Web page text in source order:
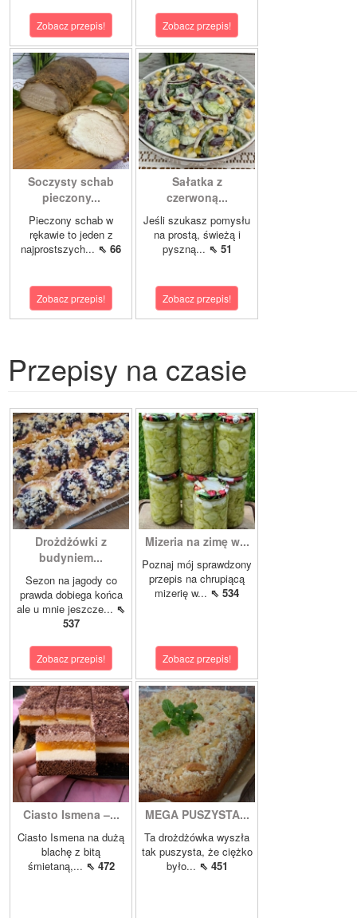
Zobacz przepis! Zobacz przepis!
Soczysty schab
pieczony...
Pieczony schab w
rękawie to jeden z
najprostszych... ⇖ 66
Zobacz przepis!
Sałatka z
czerwoną...
Jeśli szukasz pomysłu
na prostą, świeżą i
pyszną... ⇖ 51
Zobacz przepis!
Przepisy na czasie
Drożdżówki z
budyniem...
Sezon na jagody co
prawda dobiega końca
ale u mnie jeszcze... ⇖
537
Zobacz przepis!
Mizeria na zimę w...
Poznaj mój sprawdzony
przepis na chrupiącą
mizerię w... ⇖ 534
Zobacz przepis!
Ciasto Ismena –...
Ciasto Ismena na dużą
blachę z bitą
śmietaną,... ⇖ 472
MEGA PUSZYSTA...
Ta drożdżówka wyszła
tak puszysta, że ciężko
było... ⇖ 451